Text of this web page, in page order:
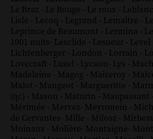
Le Braz - Le Rouge - Le roux - Leblanc
Lisle - Lecoq - Legrand - Lemaître -
Leprince de Beaumont - Lermina -
1001 nuits- Lesclide - Lesueur - Level
Lichtenberger - London - Lorrain -
Lovecraft - Luzel - Lycaon- Lys -
Madeleine - Magog - Maizeroy -
Malot - Mangeot - Margueritte -
(qc) - Mason - Maturin - Maupassant -
Mérimée - Mervez- Meyronein -
de Cervantes- Mille - Milosz -
Moinaux - Molière- Montaigne-